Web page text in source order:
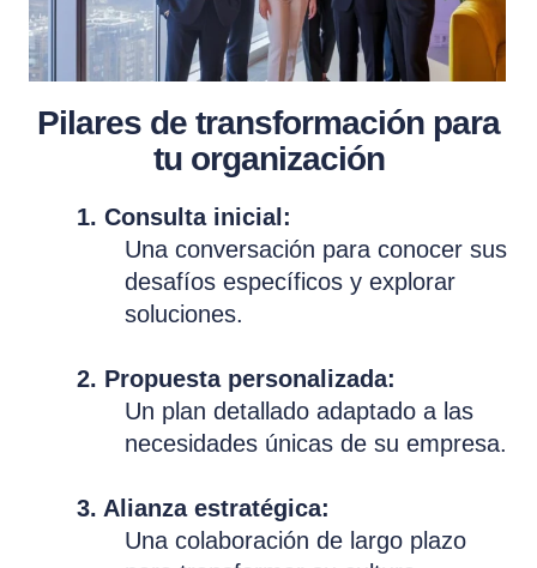
Pilares de transformación para
tu organización
1. Consulta inicial:
Una conversación para conocer sus
desafíos específicos y explorar
soluciones.
2. Propuesta personalizada:
Un plan detallado adaptado a las
necesidades únicas de su empresa.
3. Alianza estratégica:
Una colaboración de largo plazo